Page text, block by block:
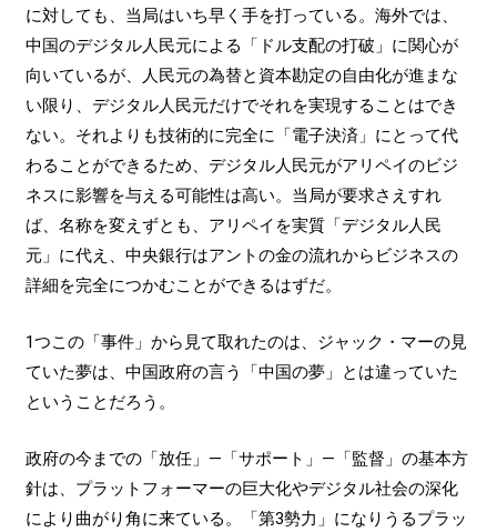
に対しても、当局はいち早く手を打っている。海外では、
中国のデジタル人民元による「ドル支配の打破」に関心が
向いているが、人民元の為替と資本勘定の自由化が進まな
い限り、デジタル人民元だけでそれを実現することはでき
ない。それよりも技術的に完全に「電子決済」にとって代
わることができるため、デジタル人民元がアリペイのビジ
ネスに影響を与える可能性は高い。当局が要求さえすれ
ば、名称を変えずとも、アリペイを実質「デジタル人民
元」に代え、中央銀行はアントの金の流れからビジネスの
詳細を完全につかむことができるはずだ。
1つこの「事件」から見て取れたのは、ジャック・マーの見
ていた夢は、中国政府の言う「中国の夢」とは違っていた
ということだろう。
政府の今までの「放任」―「サポート」―「監督」の基本方
針は、プラットフォーマーの巨大化やデジタル社会の深化
により曲がり角に来ている。「第3勢力」になりうるプラッ